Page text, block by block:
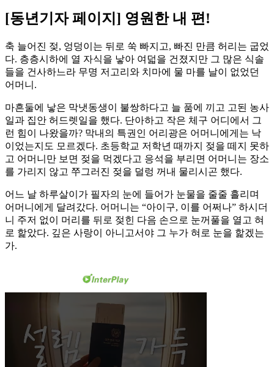
[동년기자 페이지] 영원한 내 편!
축 늘어진 젖, 엉덩이는 뒤로 쑥 빠지고, 빠진 만큼 허리는 굽었
다. 층층시하에 열 자식을 낳아 여덟을 건졌지만 그 많은 식솔
들을 건사하느라 무명 저고리와 치마에 물 마를 날이 없었던
어머니.
마흔둘에 낳은 막냇동생이 불쌍하다고 늘 품에 끼고 고된 농사
일과 집안 허드렛일을 했다. 단아하고 작은 체구 어디에서 그
런 힘이 나왔을까? 막내의 특권인 어리광은 어머니에게는 낙
이었는지도 모르겠다. 초등학교 저학년 때까지 젖을 떼지 못하
고 어머니만 보면 젖을 먹겠다고 응석을 부리면 어머니는 장소
를 가리지 않고 쭈그러진 젖을 덜렁 꺼내 물리시곤 했다.
어느 날 하루살이가 필자의 눈에 들어가 눈물을 줄줄 흘리며
어머니에게 달려갔다. 어머니는 “아이구, 이를 어쩌나” 하시더
니 주저 없이 머리를 뒤로 젖힌 다음 손으로 눈꺼풀을 열고 혀
로 핥았다. 깊은 사랑이 아니고서야 그 누가 혀로 눈을 핥겠는
가.